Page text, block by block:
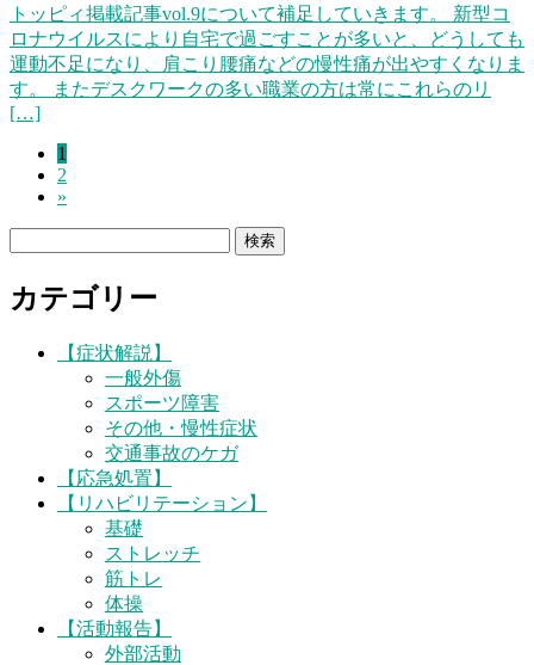
トッピィ掲載記事vol.9について補足していきます。 新型コ
ロナウイルスにより自宅で過ごすことが多いと、どうしても
運動不足になり、肩こり腰痛などの慢性痛が出やすくなりま
す。 またデスクワークの多い職業の方は常にこれらのリ
[…]
の
ー
固
定
ペ
ー
ジ
1
固
定
ペ
ー
2
»
カテゴリー
【症状解説】
一般外傷
スポーツ障害
その他・慢性症状
交通事故のケガ
【応急処置】
【リハビリテーション】
基礎
ストレッチ
筋トレ
体操
【活動報告】
外部活動